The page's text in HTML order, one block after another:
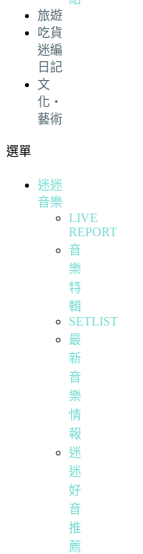
旅遊
吃貨
迷編
日記
文
化・
藝術
選單
迷迷
音樂
LIVE
REPORT
音
樂
特
輯
SETLIST
最
新
音
樂
情
報
迷
迷
好
音
推
薦